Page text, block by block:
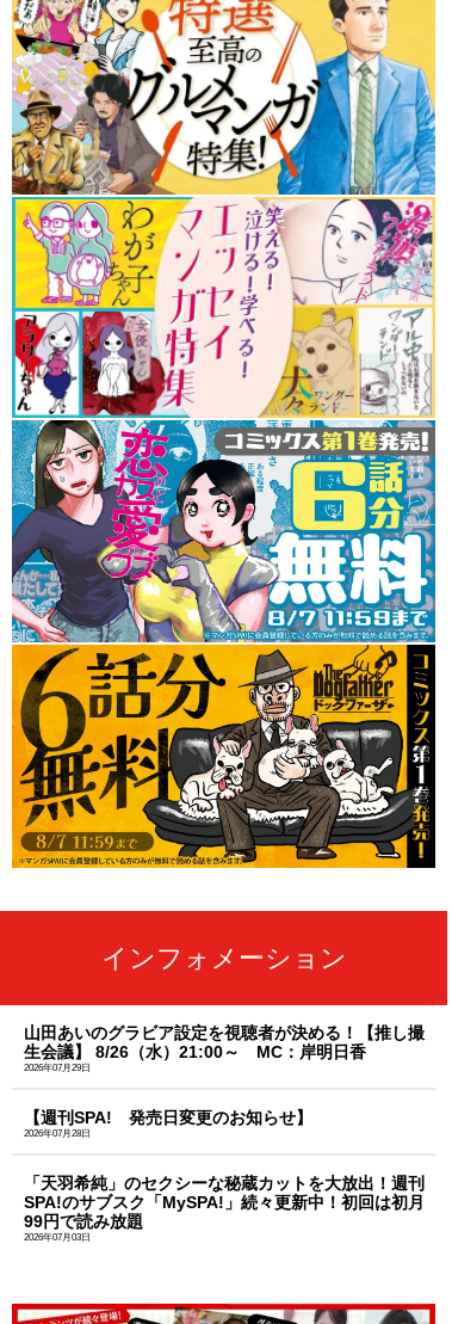
インフォメーション
山田あいのグラビア設定を視聴者が決める！【推し撮
生会議】 8/26（水）21:00～ MC：岸明日香
2026年07月29日
【週刊SPA! 発売日変更のお知らせ】
2026年07月28日
「天羽希純」のセクシーな秘蔵カットを大放出！週刊
SPA!のサブスク「MySPA!」続々更新中！初回は初月
99円で読み放題
2026年07月03日